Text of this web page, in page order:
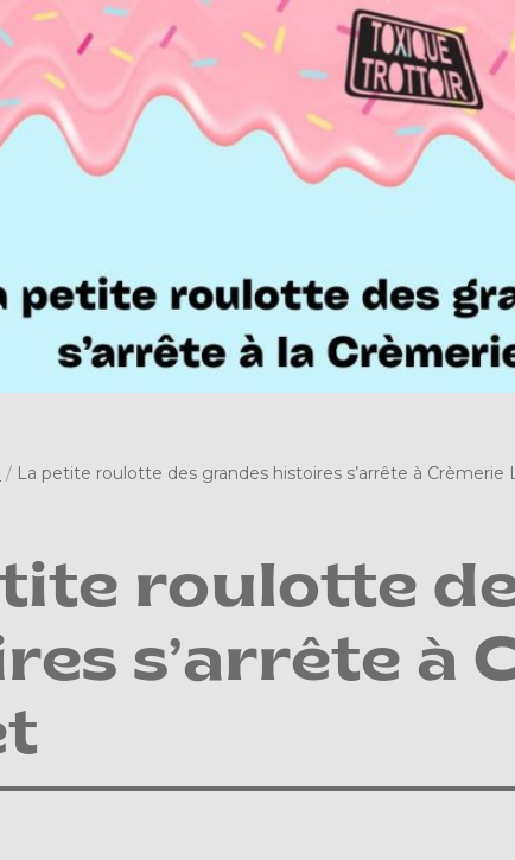
/ La petite roulotte des grandes histoires s’arrête à Crèmerie
roulotte
s’arrête à